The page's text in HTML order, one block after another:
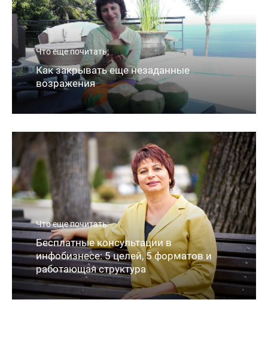
Что еще почитать:
Как закрывать еще незаданные
возражения
Что еще почитать:
Бесплатные консультации в
инфобизнесе: 5 целей, 5 форматов и
работающая структура
Запись эфира: Почему жизнь выглядит
ответом на твои действия? ➡️Пишите под
этим постом, что узнается и участвуйте в
розыгрыше на следующем эфире! 🌟Если
интересна Трилогия "РАСПАД"…
2 Авг, 14:38
🎧Аудиозапись эфира: Почему жизнь